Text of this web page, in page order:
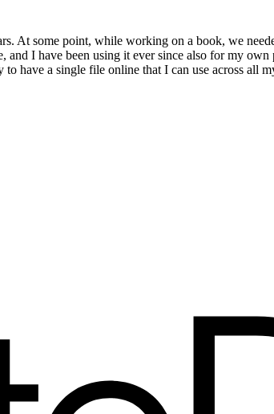
At some point, while working on a book, we
I have been using it ever since also for my
to have a single file online that I can use across